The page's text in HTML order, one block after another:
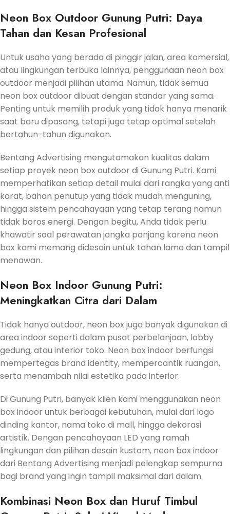
Neon Box Outdoor Gunung Putri: Daya
Tahan dan Kesan Profesional
Untuk usaha yang berada di pinggir jalan, area komersial,
atau lingkungan terbuka lainnya, penggunaan neon box
outdoor menjadi pilihan utama. Namun, tidak semua
neon box outdoor dibuat dengan standar yang sama.
Penting untuk memilih produk yang tidak hanya menarik
saat baru dipasang, tetapi juga tetap optimal setelah
bertahun-tahun digunakan.
Bentang Advertising mengutamakan kualitas dalam
setiap proyek neon box outdoor di Gunung Putri. Kami
memperhatikan setiap detail mulai dari rangka yang anti
karat, bahan penutup yang tidak mudah menguning,
hingga sistem pencahayaan yang tetap terang namun
tidak boros energi. Dengan begitu, Anda tidak perlu
khawatir soal perawatan jangka panjang karena neon
box kami memang didesain untuk tahan lama dan tampil
menawan.
Neon Box Indoor Gunung Putri:
Meningkatkan Citra dari Dalam
Tidak hanya outdoor, neon box juga banyak digunakan di
area indoor seperti dalam pusat perbelanjaan, lobby
gedung, atau interior toko. Neon box indoor berfungsi
mempertegas brand identity, mempercantik ruangan,
serta menambah nilai estetika pada interior.
Di Gunung Putri, banyak klien kami menggunakan neon
box indoor untuk berbagai kebutuhan, mulai dari logo
dinding kantor, nama toko di mall, hingga dekorasi
artistik. Dengan pencahayaan LED yang ramah
lingkungan dan pilihan desain kustom, neon box indoor
dari Bentang Advertising menjadi pelengkap sempurna
bagi brand yang ingin tampil maksimal dari dalam.
Kombinasi Neon Box dan Huruf Timbul